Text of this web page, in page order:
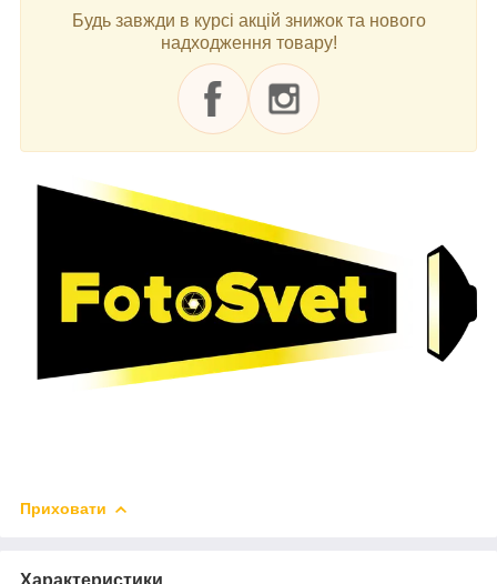
Будь завжди в курсі акцій знижок та нового
надходження товару!
Приховати
Характеристики